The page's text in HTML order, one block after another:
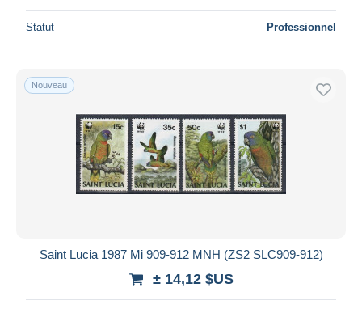
Statut Professionnel
Nouveau
Saint Lucia 1987 Mi 909-912 MNH (ZS2 SLC909-912)
± 14,12 $US